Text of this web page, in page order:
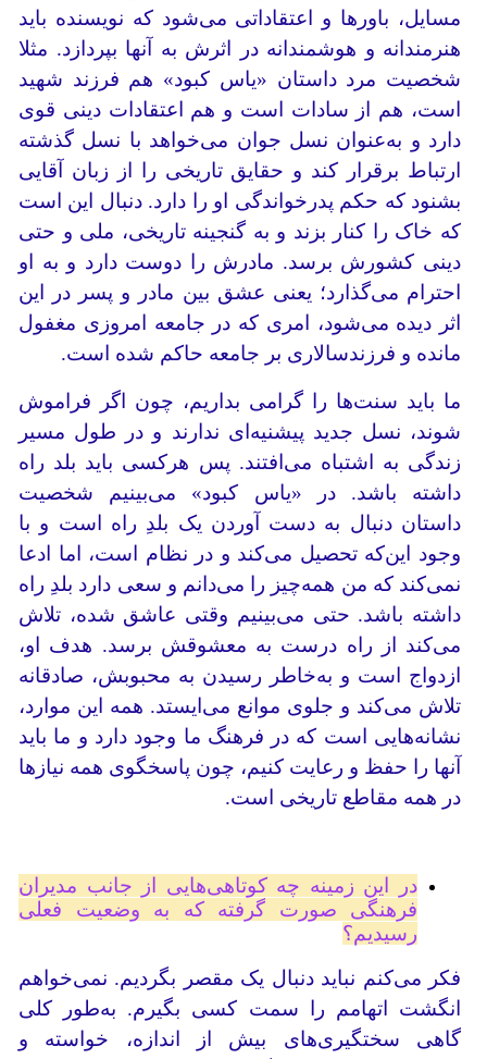
مسایل، باورها و اعتقاداتی می‌شود که نویسنده باید
هنرمندانه و هوشمندانه در اثرش به آنها بپردازد. مثلا
شخصیت مرد داستان «یاس کبود» هم فرزند شهید
است، هم از سادات است و هم اعتقادات دینی قوی
دارد و به‌عنوان نسل جوان می‌خواهد با نسل گذشته
ارتباط برقرار کند و حقایق تاریخی را از زبان آقایی
بشنود که حکم پدرخواندگی او را دارد. ‌دنبال این است
که خاک را کنار بزند و به گنجینه تاریخی، ملی و حتی
دینی کشورش برسد. مادرش را دوست دارد و به او
احترام می‌گذارد؛ یعنی عشق بین مادر و پسر در این
اثر دیده می‌شود، امری که در جامعه امروزی مغفول
مانده و فرزندسالاری بر جامعه حاکم شده است.
ما باید سنت‌ها را گرامی بداریم، چون اگر فراموش
شوند، نسل جدید پیشنیه‌ای ندارند و در طول مسیر
زندگی به اشتباه می‌افتند. پس هرکسی باید بلد راه
داشته باشد. در «یاس کبود» می‌بینیم شخصیت
داستان دنبال به دست آوردن یک بلدِ راه است و با
وجود این‌که تحصیل می‌کند و در نظام است، اما ادعا
نمی‌کند که من همه‌چیز را می‌دانم و سعی دارد بلدِ راه
داشته باشد. حتی می‌بینیم وقتی عاشق شده، تلاش
می‌کند از راه درست به معشوقش برسد. هدف او،
ازدواج است و به‌خاطر رسیدن به محبوبش، صادقانه
تلاش می‌کند و جلوی موانع می‌ایستد. همه این موارد،
نشانه‌هایی است که در فرهنگ ما وجود دارد و ما باید
آنها را حفظ و رعایت کنیم، چون پاسخگوی همه نیازها
در همه مقاطع تاریخی است.
در این زمینه چه کوتاهی‌هایی از جانب مدیران
فرهنگی صورت گرفته که به وضعیت فعلی
رسیدیم؟
فکر می‌کنم نباید دنبال یک مقصر بگردیم. نمی‌خواهم
انگشت اتهامم را سمت کسی بگیرم. به‌طور کلی
گاهی سختگیری‌های بیش از اندازه، خواسته و